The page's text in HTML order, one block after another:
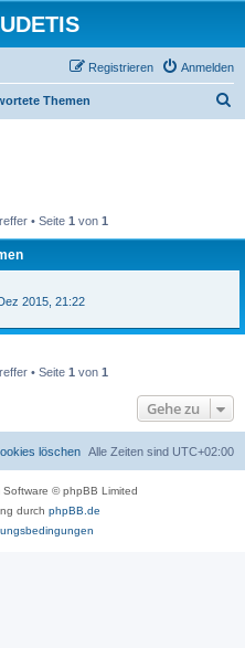
Anmelden
Registrieren
Themen
• Seite 1 von 1
2015, 21:22
• Seite 1 von 1
Gehe zu
Alle Zeiten sind UTC+02:00
löschen
Software © phpBB Limited
durch phpBB.de